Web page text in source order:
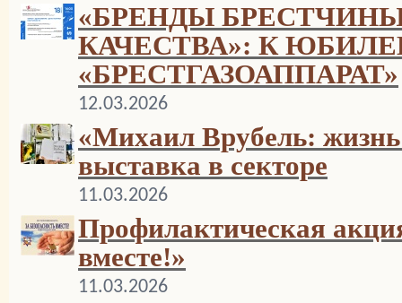
«БРЕНДЫ
КАЧЕСТВА»: К
«БРЕСТГАЗОАППАРАТ»
12.03.2026
«Михаил Врубель: жизнь
выставка в секторе
11.03.2026
Профилактическая
вместе!»
11.03.2026